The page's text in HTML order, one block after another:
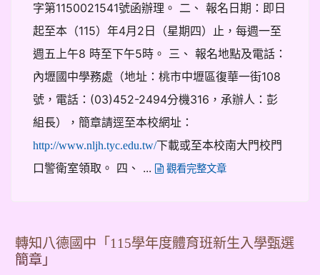
字第1150021541號函辦理。 二、 報名日期：即日
起至本（115）年4月2日（星期四）止，每週一至
週五上午8 時至下午5時。 三、 報名地點及電話：
內壢國中學務處（地址：桃市中壢區復華一街108
號，電話：(03)452-2494分機316，承辦人：彭
組長），簡章請逕至本校網址：
http://www.nljh.tyc.edu.tw/下載或至本校南大門校門
口警衛室領取。 四、 ...
觀看完整文章
轉知八德國中「115學年度體育班新生入學甄選
簡章」